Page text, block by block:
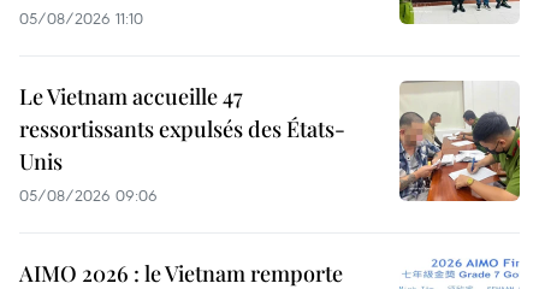
05/08/2026 11:10
Le Vietnam accueille 47
ressortissants expulsés des États-
Unis
05/08/2026 09:06
AIMO 2026 : le Vietnam remporte